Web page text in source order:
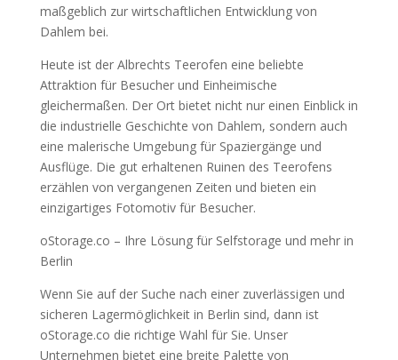
maßgeblich zur wirtschaftlichen Entwicklung von
Dahlem bei.
Heute ist der Albrechts Teerofen eine beliebte
Attraktion für Besucher und Einheimische
gleichermaßen. Der Ort bietet nicht nur einen Einblick in
die industrielle Geschichte von Dahlem, sondern auch
eine malerische Umgebung für Spaziergänge und
Ausflüge. Die gut erhaltenen Ruinen des Teerofens
erzählen von vergangenen Zeiten und bieten ein
einzigartiges Fotomotiv für Besucher.
oStorage.co – Ihre Lösung für Selfstorage und mehr in
Berlin
Wenn Sie auf der Suche nach einer zuverlässigen und
sicheren Lagermöglichkeit in Berlin sind, dann ist
oStorage.co die richtige Wahl für Sie. Unser
Unternehmen bietet eine breite Palette von